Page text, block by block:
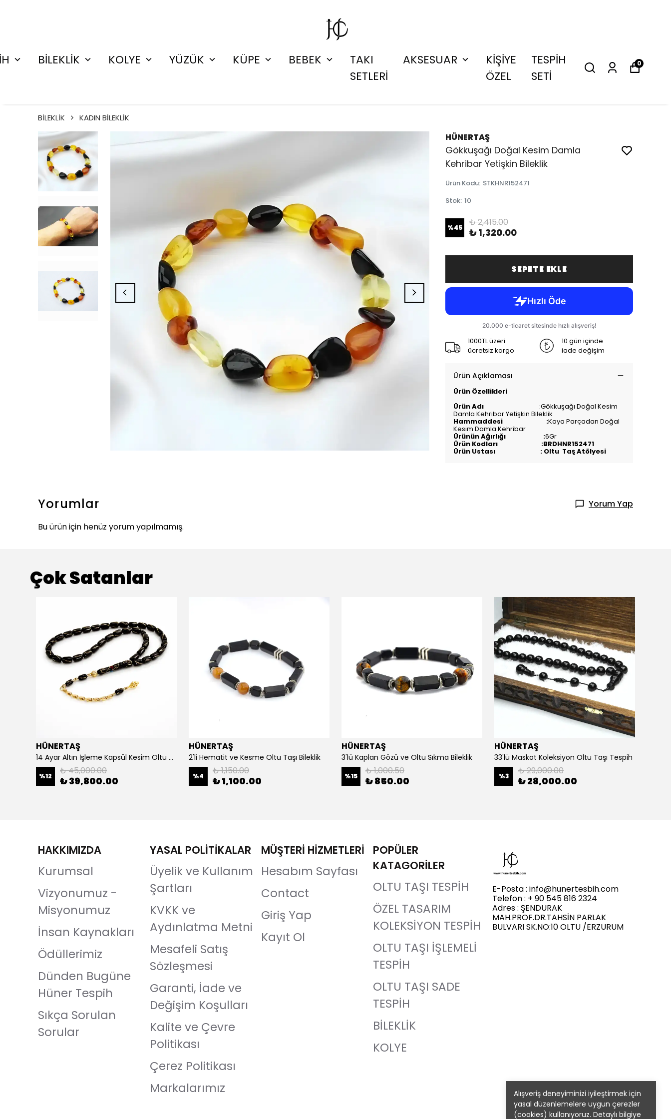
BİLEKLİK KOLYE YÜZÜK KÜPE BEBEK
TAKI
SETLERİ
AKSESUAR
KİŞİYE
ÖZEL
TESPİH
SETİ
0
Alışveriş deneyiminizi iyileştirmek için
yasal düzenlemelere uygun çerezler
(cookies) kullanıyoruz. Detaylı bilgiye
BİLEKLİK KADIN BİLEKLİK
HÜNERTAŞ
Gökkuşağı Doğal Kesim Damla
Kehribar Yetişkin Bileklik
Ürün Kodu: STKHNR152471
Stok: 10
%45 ₺ 2,415.00
₺ 1,320.00
SEPETE EKLE
1000TL üzeri
ücretsiz kargo
10 gün içinde
iade değişim
Ürün Açıklaması
Ürün Özellikleri
Ürün Adı :Gökkuşağı Doğal Kesim
Damla Kehribar Yetişkin Bileklik
Hammaddesi :Kaya Parçadan Doğal
Kesim Damla Kehribar
Ürünün Ağırlığı :6Gr
Ürün Kodları :BRDHNR152471
Ürün Ustası : Oltu Taş Atölyesi
Yorumlar
Yorum Yap
Bu ürün için henüz yorum yapılmamış.
Çok Satanlar
HÜNERTAŞ
14 Ayar Altın İşleme Kapsül Kesim Oltu Taşı Tespih
%12 ₺ 45,000.00
₺ 39,800.00
HÜNERTAŞ
2'li Hematit ve Kesme Oltu Taşı Bileklik
%4 ₺ 1,150.00
₺ 1,100.00
HÜNERTAŞ
3'lü Kaplan Gözü ve Oltu Sıkma Bileklik
%15 ₺ 1,000.50
₺ 850.00
HÜNERTAŞ
33'lü Maskot Koleksiyon Oltu Taşı Tespih
%3 ₺ 29,000.00
₺ 28,000.00
HAKKIMIZDA
Kurumsal
Vizyonumuz -
Misyonumuz
İnsan Kaynakları
Ödüllerimiz
Dünden Bugüne
Hüner Tespih
Sıkça Sorulan
Sorular
YASAL POLİTİKALAR
Üyelik ve Kullanım
Şartları
KVKK ve
Aydınlatma Metni
Mesafeli Satış
Sözleşmesi
Garanti, İade ve
Değişim Koşulları
Kalite ve Çevre
Politikası
Çerez Politikası
Markalarımız
MÜŞTERİ HİZMETLERİ
Hesabım Sayfası
Contact
Giriş Yap
Kayıt Ol
POPÜLER
KATAGORİLER
OLTU TAŞI TESPİH
ÖZEL TASARIM
KOLEKSİYON TESPİH
OLTU TAŞI İŞLEMELİ
TESPİH
OLTU TAŞI SADE
TESPİH
BİLEKLİK
KOLYE
E-Posta : info@hunertesbih.com
Telefon : + 90 545 816 2324
Adres : ŞENDURAK
MAH.PROF.DR.TAHSİN PARLAK
BULVARI SK.NO:10 OLTU /ERZURUM